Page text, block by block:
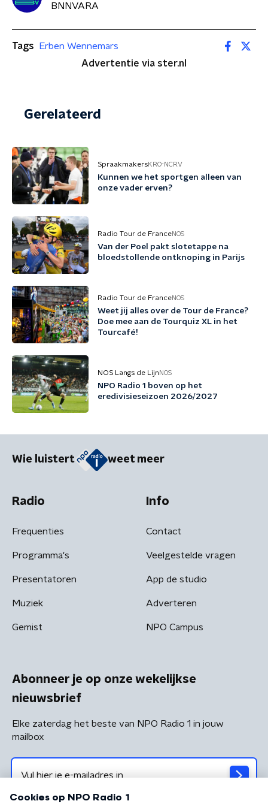
BNNVARA
Tags
Erben Wennemars
Advertentie via ster.nl
Gerelateerd
SpraakmakersKRO-NCRV
Kunnen we het sportgen alleen van
onze vader erven?
Radio Tour de FranceNOS
Van der Poel pakt slotetappe na
bloedstollende ontknoping in Parijs
Radio Tour de FranceNOS
Weet jij alles over de Tour de France?
Doe mee aan de Tourquiz XL in het
Tourcafé!
NOS Langs de Lijn NOS
NPO Radio 1 boven op het
eredivisieseizoen 2026/2027
Wie luistert weet meer
Radio
Frequenties
Programma's
Presentatoren
Muziek
Gemist
Info
Contact
Veelgestelde vragen
App de studio
Adverteren
NPO Campus
Abonneer je op onze wekelijkse
nieuwsbrief
Elke zaterdag het beste van NPO Radio 1 in jouw
mailbox